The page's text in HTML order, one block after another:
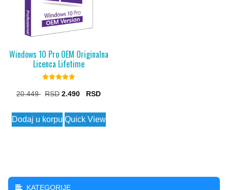
Windows 10 Pro OEM Originalna
Licenca Lifetime
5.00
out of 5
20.449
Original
was:
2.490
Current
is:
Dodaj u korpu Quick View
KATEGORIJE